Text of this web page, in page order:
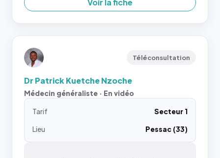
Voir la fiche
Téléconsultation
Dr Patrick Kuetche Nzoche
Médecin généraliste · En vidéo
Tarif
Secteur 1
Lieu
Pessac (33)